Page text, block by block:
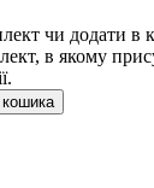
чи додати в
в якому